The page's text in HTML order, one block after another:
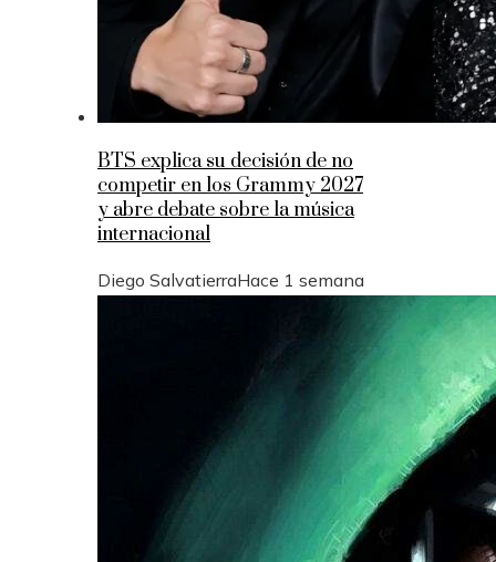
BTS explica su decisión de no
competir en los Grammy 2027
y abre debate sobre la música
internacional
Diego SalvatierraHace 1 semana